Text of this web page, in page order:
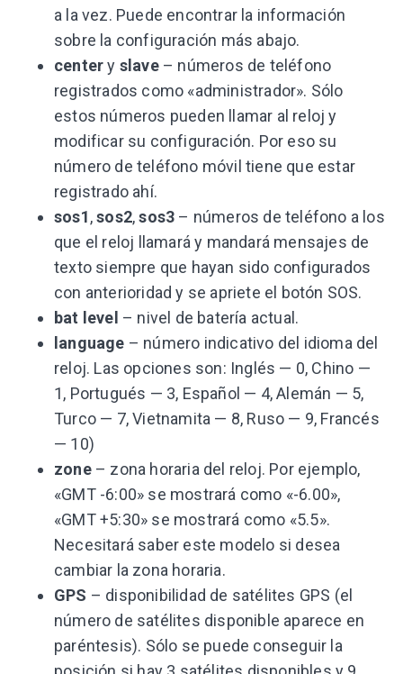
a la vez. Puede encontrar la información
sobre la configuración más abajo.
centery slave– números de teléfono
registrados como «administrador». Sólo
estos números pueden llamar al reloj y
modificar su configuración. Por eso su
número de teléfono móvil tiene que estar
registrado ahí.
sos1,sos2,sos3 – números de teléfono a los
que el reloj llamará y mandará mensajes de
texto siempre que hayan sido configurados
con anterioridad y se apriete el botón SOS.
bat level – nivel de batería actual.
language – número indicativo del idioma del
reloj. Las opciones son: Inglés — 0, Chino —
1, Portugués — 3, Español — 4, Alemán — 5,
Turco — 7, Vietnamita — 8, Ruso — 9, Francés
— 10)
zone– zona horaria del reloj. Por ejemplo,
«GMT -6:00» se mostrará como «-6.00»,
«GMT +5:30» se mostrará como «5.5».
Necesitará saber este modelo si desea
cambiar la zona horaria.
GPS – disponibilidad de satélites GPS (el
número de satélites disponible aparece en
paréntesis). Sólo se puede conseguir la